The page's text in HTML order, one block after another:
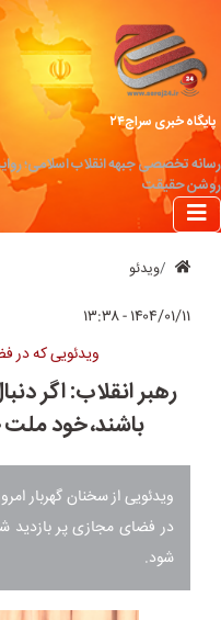
پایگاه خبری سراج۲۴
رسانه تخصصی جبهه انقلاب اسلامی؛
روشن حقیقت
ویدئو
۱۴۰۴/۰۱/۱۱ - ۱۳:۳۸
ویدئویی که در
رهبر انقلاب: اگر
باشند، خود ملت
ویدئویی از سخنان گهربار
در فضای مجازی پر
شود.